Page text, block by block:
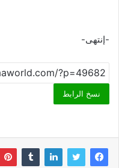
-إنتهى-
نسخ الرابط